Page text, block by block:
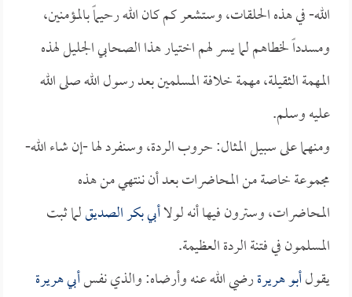
الله- في هذه الحلقات، وستشعر كم كان الله رحيماً بالمؤمنين،
ومسدداً لخطاهم لما يسر لهم اختيار هذا الصحابي الجليل لهذه
المهمة الثقيلة، مهمة خلافة المسلمين بعد رسول الله صلى الله
عليه وسلم.
ومنهما على سبيل المثال: حروب الردة، وسنفرد لها -إن شاء الله-
مجموعة خاصة من المحاضرات بعد أن ننتهي من هذه
المحاضرات، وسترون فيها أنه لولاأبي بكر الصديقلما ثبت
المسلمون في فتنة الردة العظيمة.
يقولأبو هريرةرضي الله عنه وأرضاه: والذي نفسأبي هريرة